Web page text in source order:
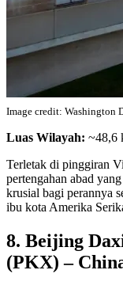
Image credit: Washington
Luas Wilayah: ~48,6
Terletak di pinggiran
pertengahan abad
krusial bagi perannya
ibu kota Amerika
8. Beijing
(PKX) –